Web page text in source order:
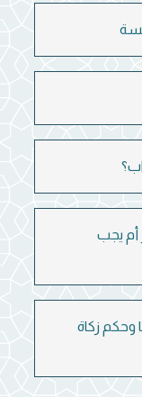
أم يجب
وحكم زكاة